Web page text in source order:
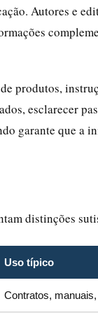
Autores e
produtos,
esclarecer
garante que a
distinções
Uso típico
Contratos,